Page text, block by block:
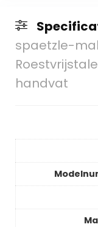
spaetzle-
handvat